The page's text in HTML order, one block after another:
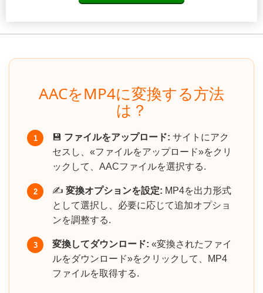
AACをMP4に変換する方法
は？
1 💾 ファイルをアップロード: サイトにアク
セスし、«ファイルをアップロード»をクリ
ックして、AACファイルを選択する.
2 ✍️ 変換オプションを設定: MP4を出力形式
として選択し、必要に応じて追加オプショ
ンを調整する.
3 変換してダウンロード: «変換されたファイ
ルをダウンロード»をクリックして、MP4
ファイルを取得する.